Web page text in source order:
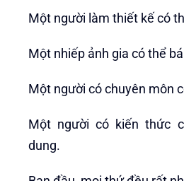
Một người làm thiết kế có
Một nhiếp ảnh gia có thể
Một người có chuyên môn
Một người có kiến thức
dung.